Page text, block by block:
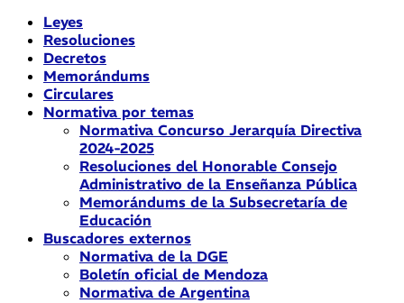
Leyes
Resoluciones
Decretos
Memorándums
Circulares
Normativa por temas
Normativa Concurso Jerarquía Directiva
2024-2025
Resoluciones del Honorable Consejo
Administrativo de la Enseñanza Pública
Memorándums de la Subsecretaría de
Educación
Buscadores externos
Normativa de la DGE
Boletín oficial de Mendoza
Normativa de Argentina